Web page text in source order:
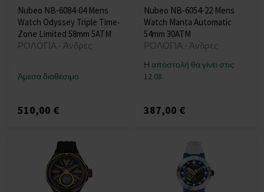
Nubeo NB-6084-04 Mens
Watch Odyssey Triple Time-
Zone Limited 58mm 5ATM
ΡΟΛΟΓΙΑ - Άνδρες
Άμεσα διαθέσιμο
510,00 €
Nubeo NB-6054-22 Mens
Watch Manta Automatic
54mm 30ATM
ΡΟΛΟΓΙΑ - Άνδρες
Η αποστολή θα γίνει στις
12.08.
387,00 €